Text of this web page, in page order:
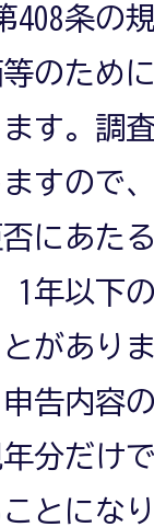
408条の
のため
す。調
すので
にあた
1年以下
があり
告内容
分だけ
とにな